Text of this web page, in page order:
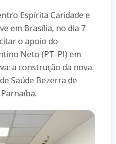
Espírita Caridade e
em Brasília, no dia 7
o apoio do
Neto (PT-PI) em
a construção da nova
Saúde Bezerra de